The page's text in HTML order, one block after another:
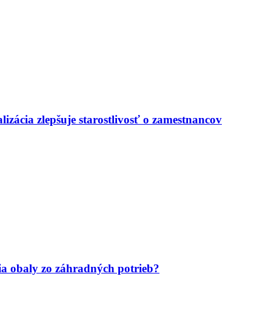
zlepšuje starostlivosť o zamestnancov
obaly zo záhradných potrieb?